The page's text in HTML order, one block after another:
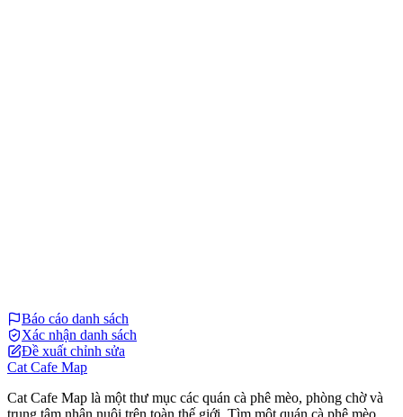
Báo cáo danh sách
Xác nhận danh sách
Đề xuất chỉnh sửa
Cat Cafe Map
Cat Cafe Map là một thư mục các quán cà phê mèo, phòng chờ và